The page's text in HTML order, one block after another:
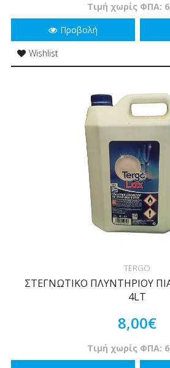
Τιμή χωρίς ΦΠΑ:
Προβολή
Wishlist
TERGO
ΣΤΕΓΝΩΤΙΚΟ ΠΛΥΝΤΗΡΙΟΥ
4LT
8,00€
Τιμή χωρίς ΦΠΑ: